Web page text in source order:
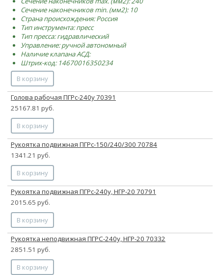
Сечение наконечников min. (мм2): 10
Страна происхождения: Россия
Тип инструмента: пресс
Тип пресса: гидравлический
Управление: ручной автономный
Наличие клапана АСД:
Штрих-код: 14670016350234
В корзину
Голова рабочая ПГРс-240у 70391
25167.81 руб.
В корзину
Рукоятка подвижная ПГРс-150/240/300 70784
1341.21 руб.
В корзину
Рукоятка подвижная ПГРс-240у, НГР-20 70791
2015.65 руб.
В корзину
Рукоятка неподвижная ПГРС-240у, НГР-20 70332
2851.51 руб.
В корзину